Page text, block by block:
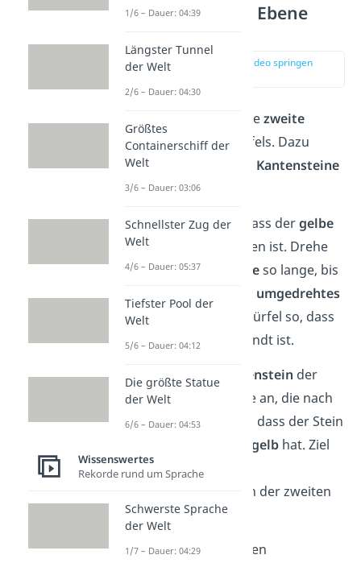
Schritt 4: Zweite Ebene
zur Stelle im Video springen
Als Nächstes löst du diezweite
Ebenedes Zauberwürfels. Dazu
musst du die richtigen Kantensteine
dorthin sortieren.
Halte den Würfel so, dass dergelbe
Mittelstein
wieder oben ist. Drehe
danach dieerste Ebeneso lange, bis
umgedrehtes
„T“bildet. Halte den Würfel so, dass
diese Seite dir zugewandt ist.
Schaue dir beim
Kantenstein der
ersten Ebene die Farbe an, die nach
oben zeigt. Wichtig ist, dass der Stein
andere Farbe als gelb hat. Ziel
ist es, diesen Stein zur
in der zweiten
Ebene zu drehen.
Ist der Kantenstein oben
1/6 – Dauer: 04:39
Längster Tunnel
der Welt
2/6 – Dauer: 04:30
Größtes
Containerschiff der
Welt
3/6 – Dauer: 03:06
Schnellster Zug der
Welt
4/6 – Dauer: 05:37
Tiefster Pool der
Welt
5/6 – Dauer: 04:12
Die größte Statue
der Welt
6/6 – Dauer: 04:53
Wissenswertes
Rekorde rund um Sprache
Schwerste Sprache
der Welt
1/7 – Dauer: 04:29